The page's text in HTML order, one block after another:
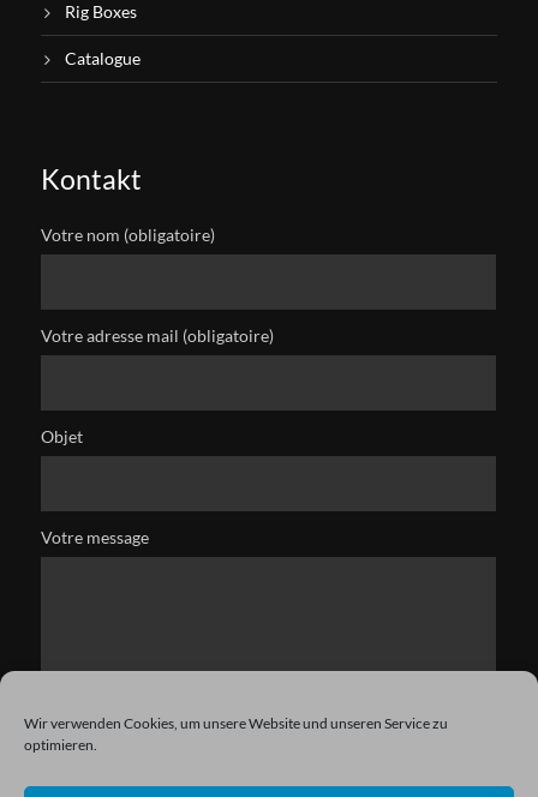
Wir verwenden Cookies, um unsere Website und unseren Service zu
optimieren.
Rig Boxes
Catalogue
Kontakt
Votre nom (obligatoire)
Votre adresse mail (obligatoire)
Objet
Votre message